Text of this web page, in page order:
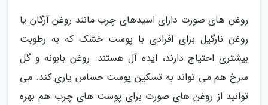
روغن های صورت دارای اسیدهای چرب مانند روغن آرگان یا
روغن نارگیل برای افرادی با پوست خشک که به رطوبت
بیشتری احتیاج دارند، ایده آل هستند. روغن بابونه و گل
سرخ هم می تواند به تسکین پوست حساس یاری کند. می
توانید از روغن های صورت برای پوست های چرب هم بهره